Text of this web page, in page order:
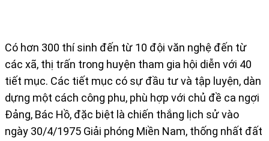
Có hơn 300 thí sinh đến từ 10 đội văn nghệ đến từ
các xã, thị trấn trong huyện tham gia hội diễn với 40
tiết mục. Các tiết mục có sự đầu tư và tập luyện, dàn
dựng một cách công phu, phù hợp với chủ đề ca ngợi
Đảng, Bác Hồ, đặc biệt là chiến thắng lịch sử vào
ngày 30/4/1975 Giải phóng Miền Nam, thống nhất đất